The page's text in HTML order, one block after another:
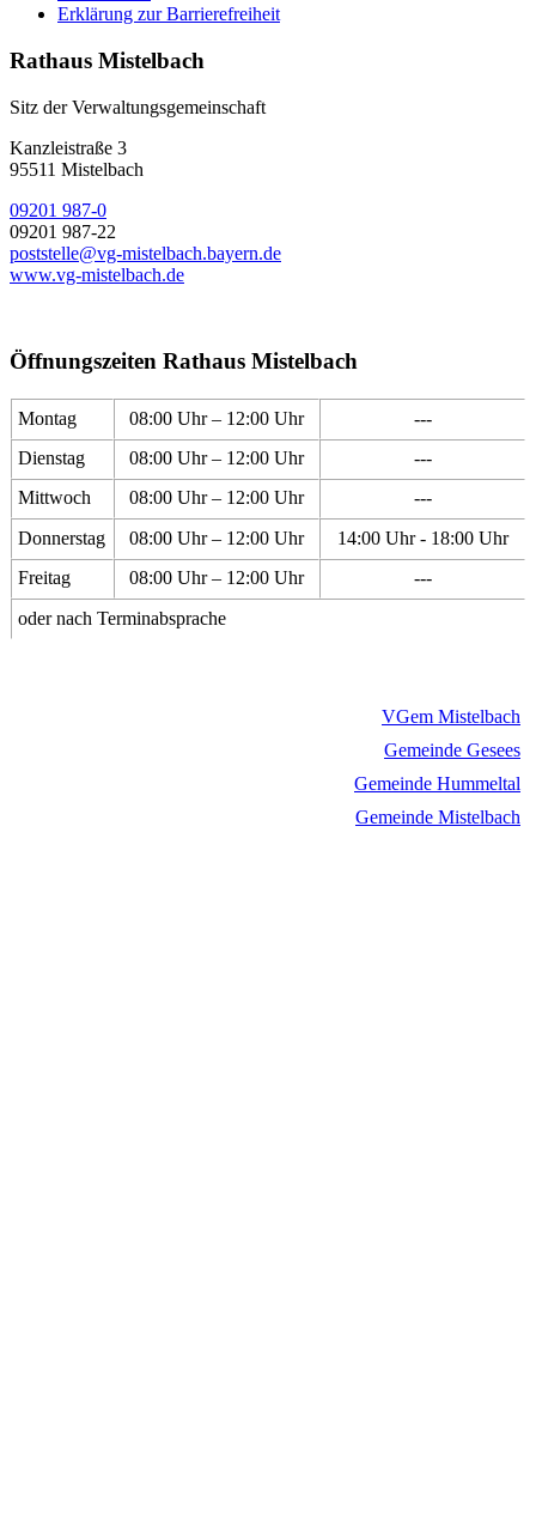
Erklärung zur Barrierefreiheit
Rathaus Mistelbach
Sitz der Verwaltungsgemeinschaft
Kanzleistraße 3
95511 Mistelbach
09201 987-0
09201 987-22
poststelle@vg-mistelbach.bayern.de
www.vg-mistelbach.de
Öffnungszeiten Rathaus Mistelbach
Montag 08:00 Uhr – 12:00 Uhr
---
Dienstag
08:00 Uhr – 12:00 Uhr
---
Mittwoch
08:00 Uhr – 12:00 Uhr
---
Donnerstag
08:00 Uhr – 12:00 Uhr
14:00 Uhr - 18:00 Uhr
Freitag
08:00 Uhr – 12:00 Uhr
---
oder nach Terminabsprache
VGem Mistelbach
Gemeinde Gesees
Gemeinde Hummeltal
Gemeinde Mistelbach